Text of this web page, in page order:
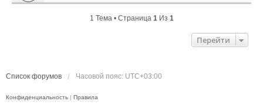
1 Тема • Страница 1Из 1
Перейти
Список форумов Часовой пояс: UTC+03:00
Конфиденциальность | Правила